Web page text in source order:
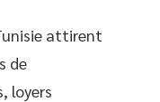
attirent
de
loyers